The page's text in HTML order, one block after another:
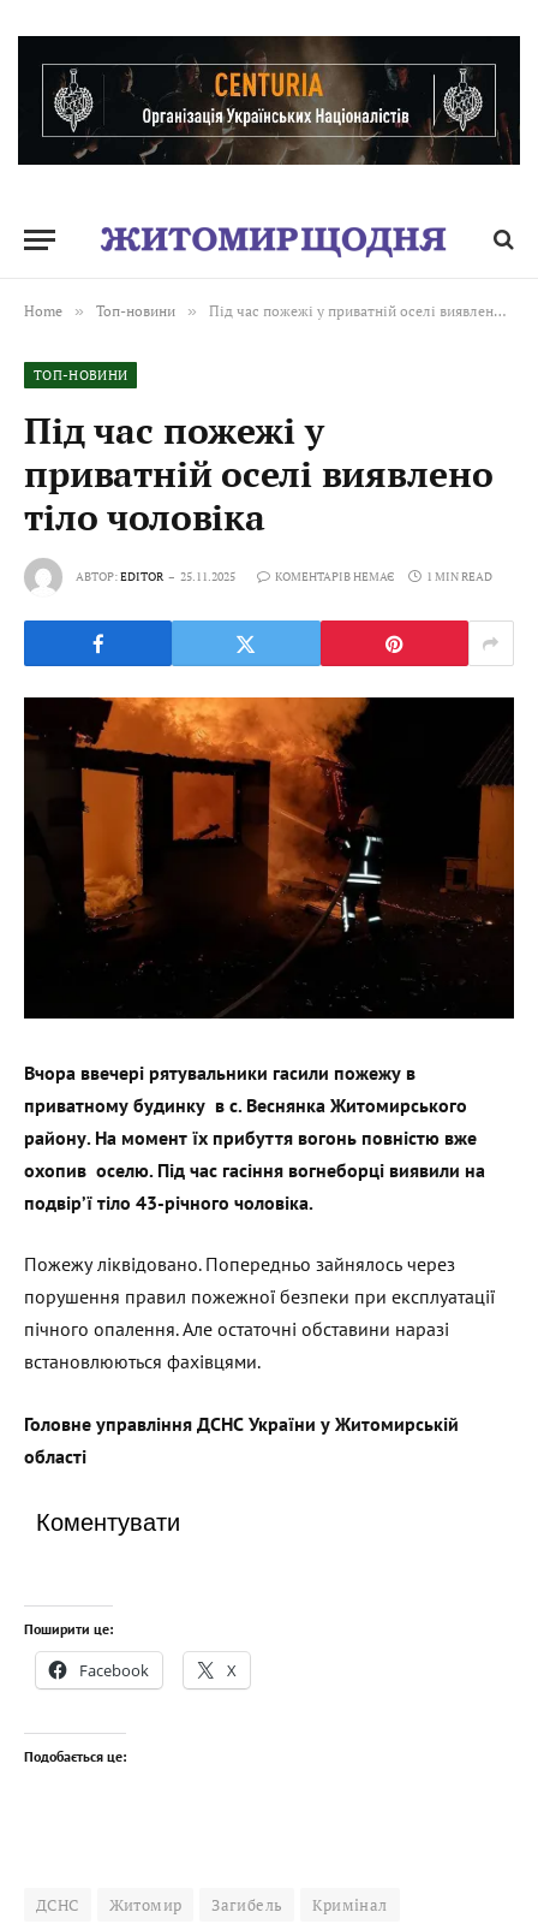
Home » Топ-новини » Під час пожежі у приватній оселі виявлено тіло чоловіка
ТОП-НОВИНИ
Під час пожежі у
приватній оселі виявлено
тіло чоловіка
АВТОР:EDITOR 25.11.2025 КОМЕНТАРІВ НЕМАЄ 1 MIN READ
Вчора ввечері рятувальники гасили пожежу в
приватному будинку в с. Веснянка Житомирського
району. На момент їх прибуття вогонь повністю вже
охопив оселю. Під час гасіння вогнеборці виявили на
подвір’ї тіло 43-річного чоловіка.
Пожежу ліквідовано. Попередньо зайнялось через
порушення правил пожежної безпеки при експлуатації
пічного опалення. Але остаточні обставини наразі
встановлюються фахівцями.
Головне управління ДСНС України у Житомирській
області
Коментувати
Поширити це:
Facebook X
Подобається це:
ДСНС Житомир Загибель
Кримінал